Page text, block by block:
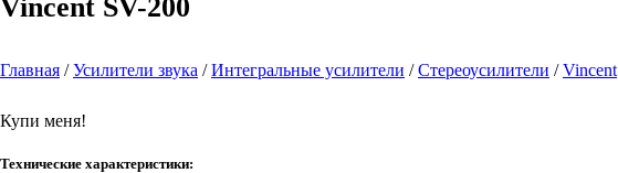
Vincent SV-200
Главная /Усилители звука /Интегральные усилители /Стереоусилители /Vincent
Купи меня!
Технические характеристики: